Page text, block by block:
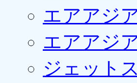
エアアジ
エアアジ
ジェット